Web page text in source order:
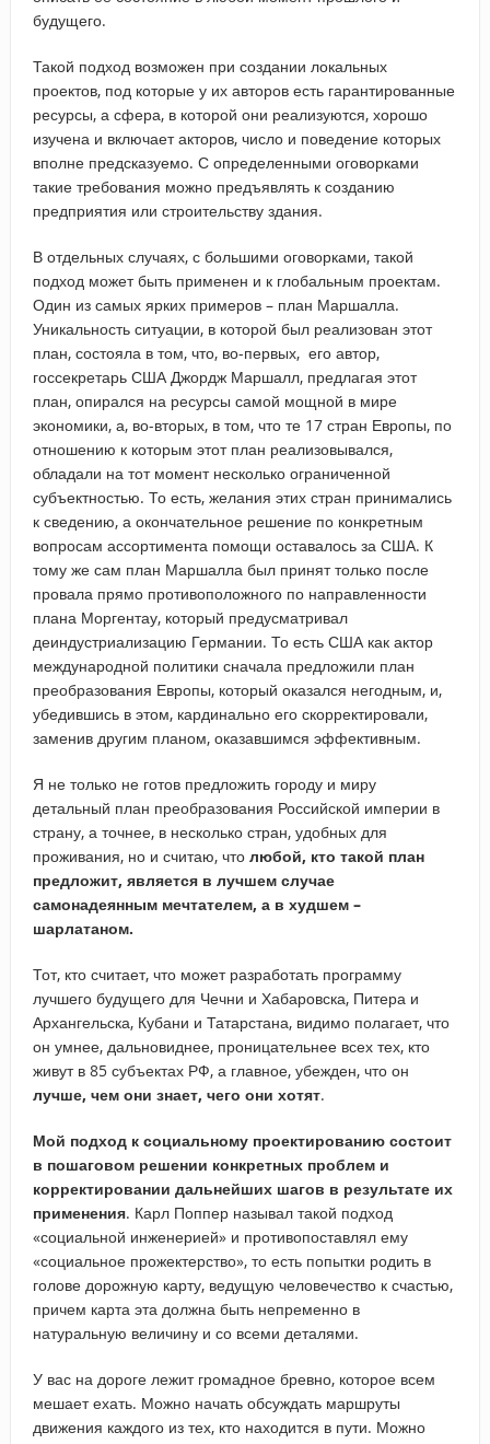
будущего.
Такой подход возможен при создании локальных
проектов, под которые у их авторов есть гарантированные
ресурсы, а сфера, в которой они реализуются, хорошо
изучена и включает акторов, число и поведение которых
вполне предсказуемо. С определенными оговорками
такие требования можно предъявлять к созданию
предприятия или строительству здания.
В отдельных случаях, с большими оговорками, такой
подход может быть применен и к глобальным проектам.
Один из самых ярких примеров – план Маршалла.
Уникальность ситуации, в которой был реализован этот
план, состояла в том, что, во-первых, его автор,
госсекретарь США Джордж Маршалл, предлагая этот
план, опирался на ресурсы самой мощной в мире
экономики, а, во-вторых, в том, что те 17 стран Европы, по
отношению к которым этот план реализовывался,
обладали на тот момент несколько ограниченной
субъектностью. То есть, желания этих стран принимались
к сведению, а окончательное решение по конкретным
вопросам ассортимента помощи оставалось за США. К
тому же сам план Маршалла был принят только после
провала прямо противоположного по направленности
плана Моргентау, который предусматривал
деиндустриализацию Германии. То есть США как актор
международной политики сначала предложили план
преобразования Европы, который оказался негодным, и,
убедившись в этом, кардинально его скорректировали,
заменив другим планом, оказавшимся эффективным.
Я не только не готов предложить городу и миру
детальный план преобразования Российской империи в
страну, а точнее, в несколько стран, удобных для
проживания, но и считаю, что любой, кто такой план
предложит, является в лучшем случае
самонадеянным мечтателем, а в худшем –
шарлатаном.
Тот, кто считает, что может разработать программу
лучшего будущего для Чечни и Хабаровска, Питера и
Архангельска, Кубани и Татарстана, видимо полагает, что
он умнее, дальновиднее, проницательнее всех тех, кто
живут в 85 субъектах РФ, а главное, убежден, что он
лучше, чем они знает, чего они хотят.
Мой подход к социальному проектированию состоит
в пошаговом решении конкретных проблем и
корректировании дальнейших шагов в результате их
применения. Карл Поппер называл такой подход
«социальной инженерией» и противопоставлял ему
«социальное прожектерство», то есть попытки родить в
голове дорожную карту, ведущую человечество к счастью,
причем карта эта должна быть непременно в
натуральную величину и со всеми деталями.
У вас на дороге лежит громадное бревно, которое всем
мешает ехать. Можно начать обсуждать маршруты
движения каждого из тех, кто находится в пути. Можно